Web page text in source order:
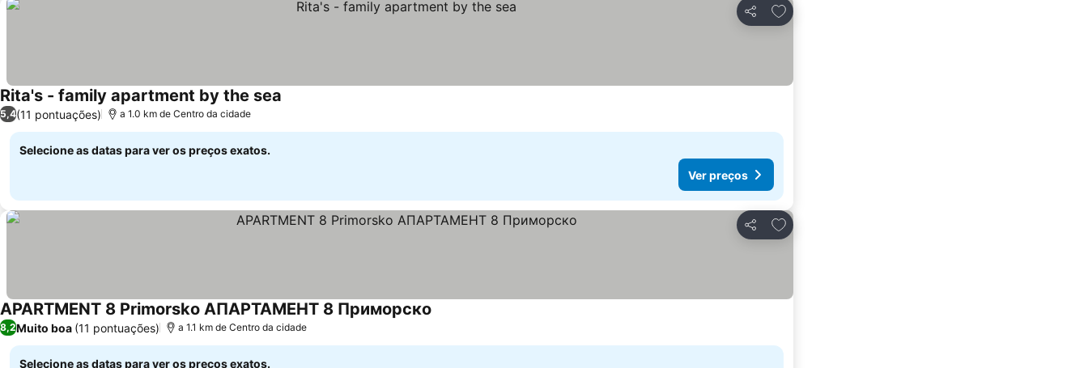
Partilhar
Adicionar aos favoritos
Rita's - family apartment by the sea
5,4(11 pontuações) a 1.0 km de Centro da cidade
Selecione as datas para ver os preços exatos.
Ver preços
Partilhar
Adicionar aos favoritos
APARTMENT 8 Primorsko АПАРТАМЕНТ 8 Приморско
8,2Muito boa (11 pontuações) a 1.1 km de Centro da cidade
Selecione as datas para ver os preços exatos.